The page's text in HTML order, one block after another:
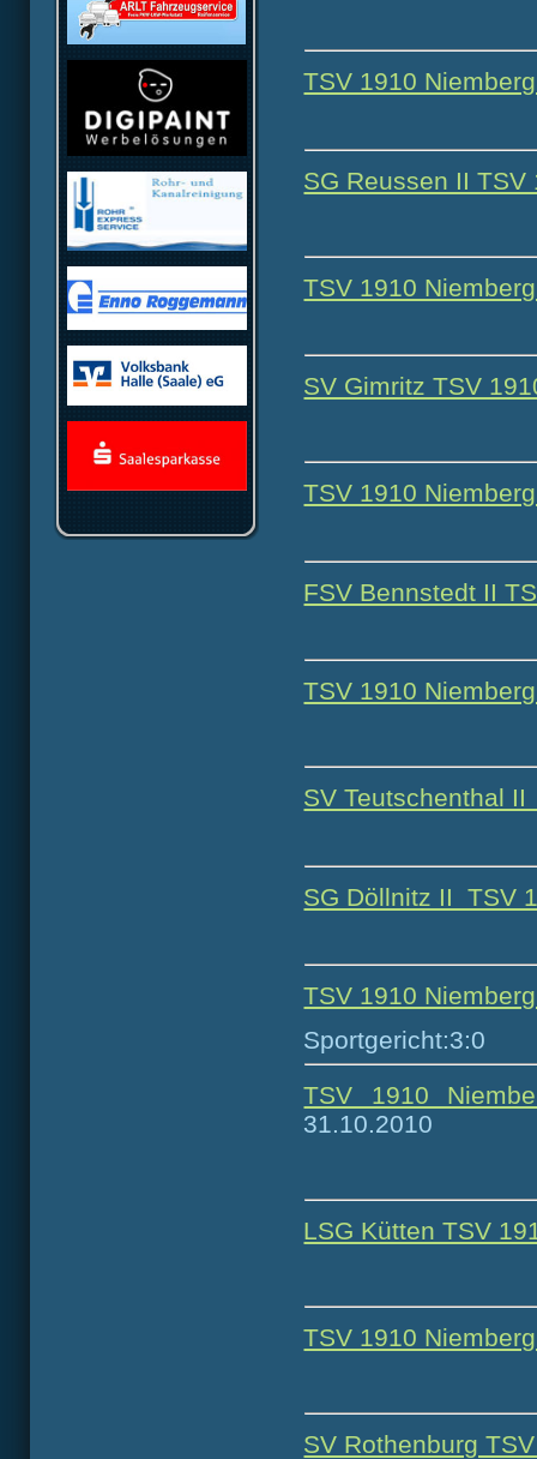
TSV 1910
SG Reussen II
TSV 1910
SV Gimritz TSV
TSV 1910
FSV Bennstedt II
TSV 1910
SV Teutschenthal
SG Döllnitz II TSV
TSV 1910
Sportgericht:3:0
TSV 1910
31.10.2010
LSG Kütten TSV
TSV 1910
SV Rothenburg